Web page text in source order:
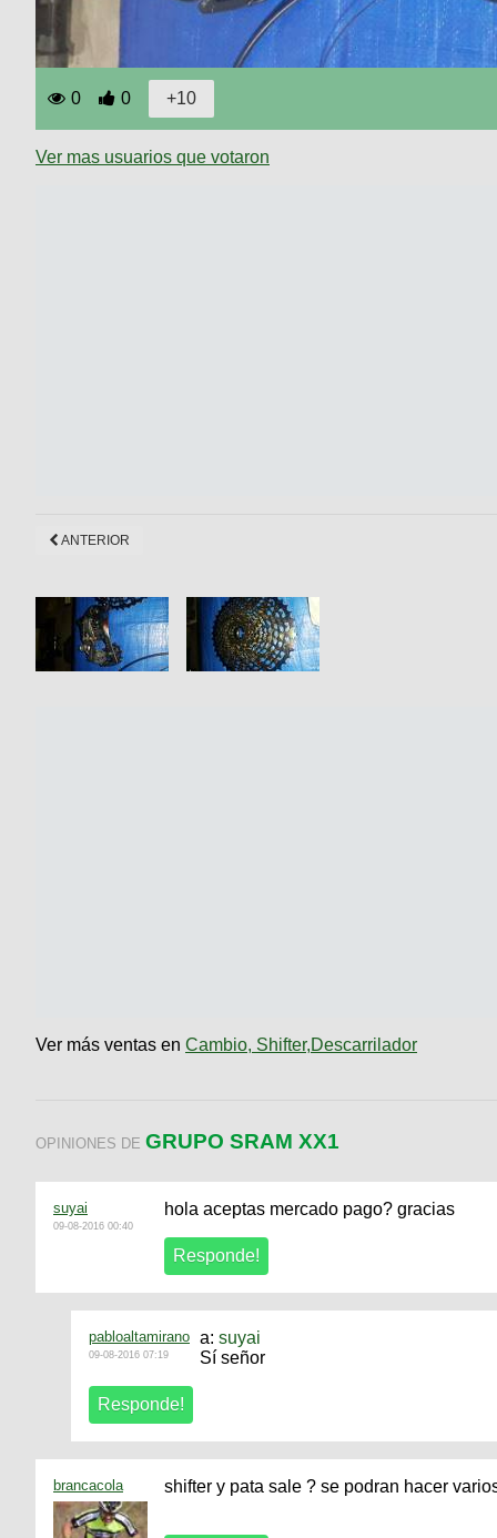
0 0
Ver mas usuarios que votaron
ANTERIOR
Ver más ventas en Cambio, Shifter,Descarrilador
OPINIONES DE GRUPO SRAM XX1
suyai
09-08-2016 00:40
hola aceptas mercado pago? gracias
pabloaltamirano
09-08-2016 07:19
a: suyai
Sí señor
brancacola shifter y pata sale ? se podran hacer